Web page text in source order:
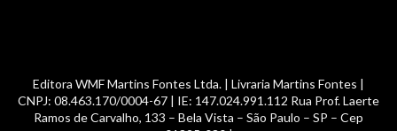
Editora WMF Martins Fontes Ltda. | Livraria Martins Fontes |
CNPJ: 08.463.170/0004-67 | IE: 147.024.991.112 Rua Prof. Laerte
Ramos de Carvalho, 133 – Bela Vista – São Paulo – SP – Cep